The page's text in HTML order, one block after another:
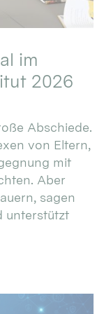
im
2026
Abschiede.
von Eltern,
mit
Aber
sagen
unterstützt